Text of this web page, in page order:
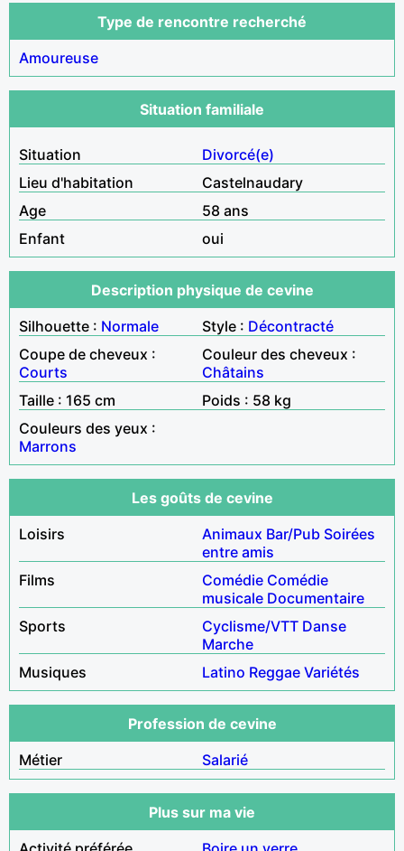
Type de rencontre recherché
Amoureuse
Situation familiale
Situation
Divorcé(e)
Lieu d'habitation
Castelnaudary
Age
58 ans
Enfant
oui
Description physique de cevine
Silhouette : Normale Style : Décontracté
Coupe de cheveux :
Courts
Couleur des cheveux :
Châtains
Taille : 165 cm
Poids : 58 kg
Couleurs des yeux :
Marrons
Les goûts de cevine
Loisirs
Animaux Bar/Pub Soirées
entre amis
Films
Comédie Comédie
musicale Documentaire
Sports
Cyclisme/VTT Danse
Marche
Musiques
Latino Reggae Variétés
Profession de cevine
Métier
Salarié
Plus sur ma vie